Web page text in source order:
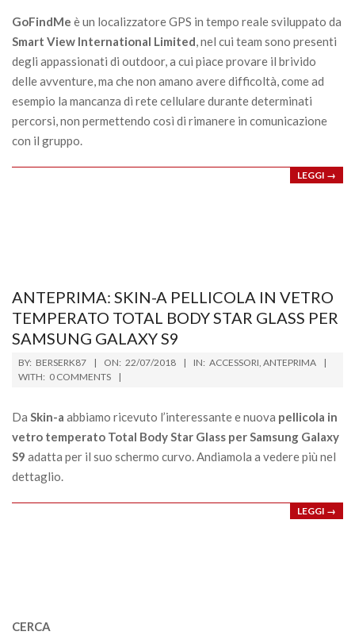
GoFindMe è un localizzatore GPS in tempo reale sviluppato da
Smart View International Limited, nel cui team sono presenti
degli appassionati di outdoor, a cui piace provare il brivido
delle avventure, ma che non amano avere difficoltà, come ad
esempio la mancanza di rete cellulare durante determinati
percorsi, non permettendo così di rimanere in comunicazione
con il gruppo.
LEGGI →
ANTEPRIMA: SKIN-A PELLICOLA IN VETRO
TEMPERATO TOTAL BODY STAR GLASS PER
SAMSUNG GALAXY S9
2018-
07-
BY: BERSERK87 ON: 22/07/2018 IN: ACCESSORI ANTEPRIMA
WITH: 0 COMMENTS
Da Skin-a abbiamo ricevuto l’interessante e nuova pellicola in
vetro temperato Total Body Star Glass per Samsung Galaxy
S9 adatta per il suo schermo curvo. Andiamola a vedere più nel
dettaglio.
LEGGI →
CERCA